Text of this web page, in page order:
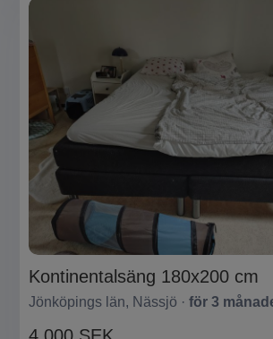
Kontinentalsäng 180x200 cm
Jönköpings län, Nässjö · för 3